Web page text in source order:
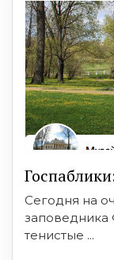
Сегодня на
заповедника
тенистые ...